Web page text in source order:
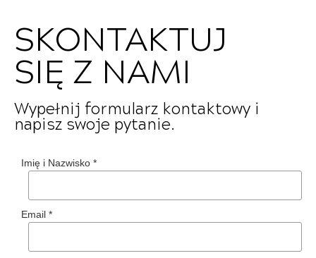
SKONTAKTUJ
SIĘ Z NAMI
Wypełnij formularz kontaktowy i
napisz swoje pytanie.
Imię i Nazwisko *
Email *